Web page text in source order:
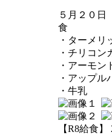
５月２０日
食
・ターメリ
・チリコン
・アーモン
・アップル
・牛乳
【R8給食】